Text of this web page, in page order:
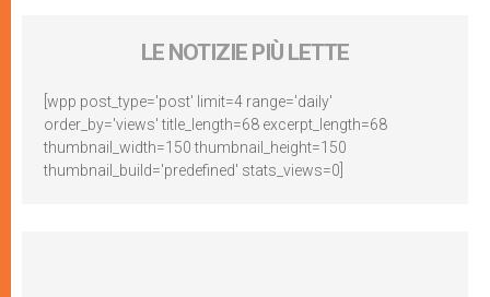
LE NOTIZIE PIÙ LETTE
[wpp post_type='post' limit=4 range='daily'
order_by='views' title_length=68 excerpt_length=68
thumbnail_width=150 thumbnail_height=150
thumbnail_build='predefined' stats_views=0]